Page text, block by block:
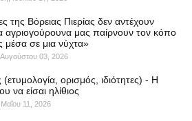
της Βόρειας Πιερίας δεν αντέχουν
αγριογούρουνα μας παίρνουν τον κόπο
μέσα σε μια νύχτα»
Αυγούστου 03, 2026
(ετυμολογία, ορισμός, ιδιότητες) - Η
να είσαι ηλίθιος
11, 2026